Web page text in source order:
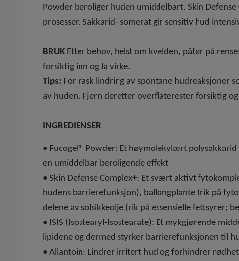
Powder beroliger huden umiddelbart. Skin
prosesser. Sakkarid-isomerat gir sensitiv hud
BRUK Etter behov, helst om kvelden, påfør på
forsiktig inn og la virke.
Tips: For rask lindring av spontane hudreaksjoner
av huden. Fjern deretter overflaterester forsiktig
INGREDIENSER
• Fucogel® Powder: Et høymolekylært
en umiddelbar beroligende effekt
• Skin Defense Complex+: Et svært aktivt
hudens barrierefunksjon), ballongplante (rik på
delene av solsikkeolje (rik på essensielle fettsyrer;
• ISIS (Isostearyl-Isostearate): Et mykgjørende
lipidene og dermed styrker barrierefunksjonen til
• Allantoin: Lindrer irritert hud og forhindrer rødhet